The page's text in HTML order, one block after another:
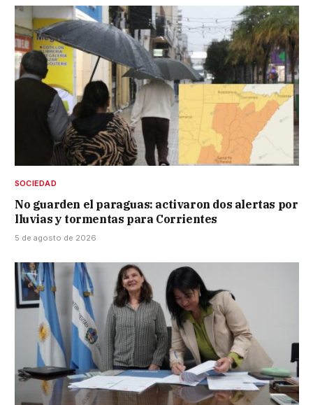
SOCIEDAD
No guarden el paraguas: activaron dos alertas por
lluvias y tormentas para Corrientes
5 de agosto de 2026